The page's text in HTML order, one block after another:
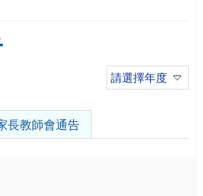
請選擇年度
長教師會通告